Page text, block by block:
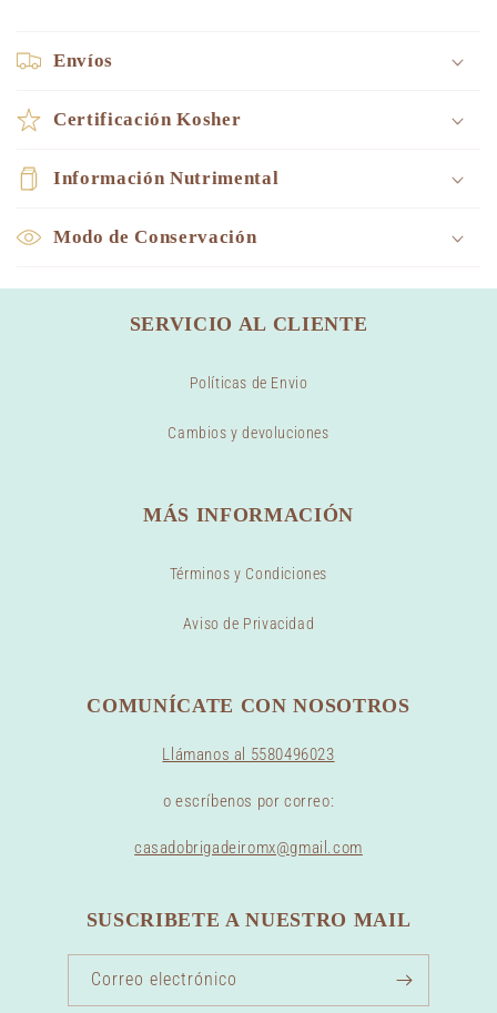
Envíos
Certificación Kosher
Información Nutrimental
Modo de Conservación
SERVICIO AL CLIENTE
Políticas de Envio
Cambios y devoluciones
MÁS INFORMACIÓN
Términos y Condiciones
Aviso de Privacidad
COMUNÍCATE CON NOSOTROS
Llámanos al 5580496023
o escríbenos por correo:
casadobrigadeiromx@gmail.com
SUSCRIBETE A NUESTRO MAIL
Correo electrónico